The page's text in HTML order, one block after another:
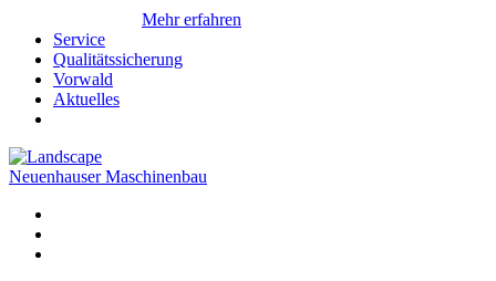
Mehr erfahren
Service
Qualitätssicherung
Vorwald
Aktuelles
Neuenhauser Maschinenbau